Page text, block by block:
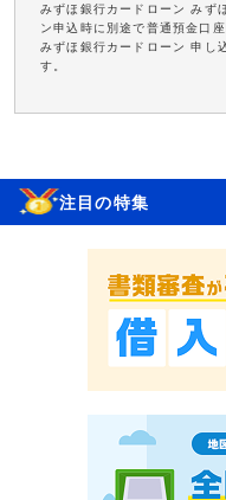
みずほ銀行カードローン みず
ン申込時に別途で普通預金口
みずほ銀行カードローン 申し
す。
注目の特集